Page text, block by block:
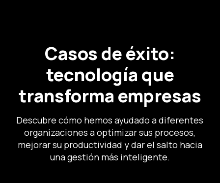
Casos de éxito:
tecnología que
transforma empresas
Descubre cómo hemos ayudado a diferentes
organizaciones a optimizar sus procesos,
mejorar su productividad y dar el salto hacia
una gestión más inteligente.